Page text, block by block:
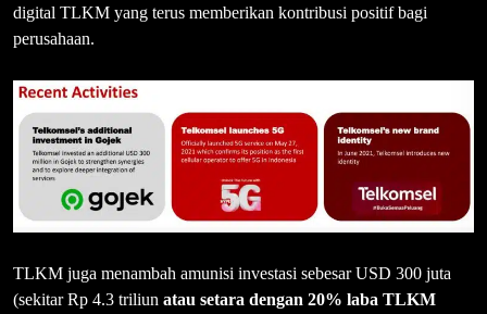
digital TLKM yang terus memberikan kontribusi positif bagi
perusahaan.
TLKM juga menambah amunisi investasi sebesar USD 300 juta
(sekitar Rp 4.3 triliun atau setara dengan 20% laba TLKM